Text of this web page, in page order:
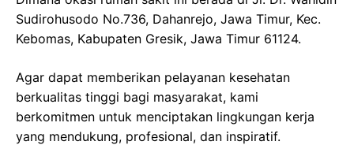
Sudirohusodo No.736, Dahanrejo, Jawa Timur, Kec.
Kebomas, Kabupaten Gresik, Jawa Timur 61124.
Agar dapat memberikan pelayanan kesehatan
berkualitas tinggi bagi masyarakat, kami
berkomitmen untuk menciptakan lingkungan kerja
yang mendukung, profesional, dan inspiratif.